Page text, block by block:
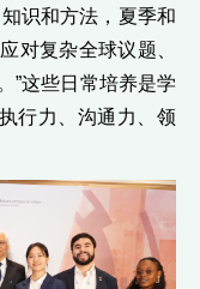
识和方法，夏季和
对复杂全球议题、
”这些日常培养是学
行力、沟通力、领